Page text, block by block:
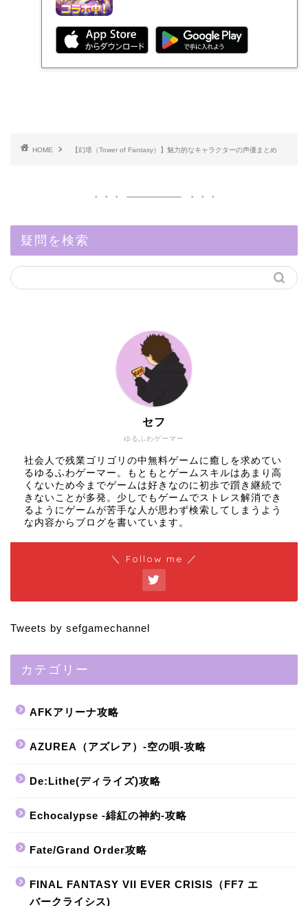
HOME 【幻塔（Tower of Fantasy）】魅力的なキャラクターの声優まとめ
疑問を検索
ゆるふわゲーマー
セフ
社会人で残業ゴリゴリの中無料ゲームに癒しを求めてい
るゆるふわゲーマー。もともとゲームスキルはあまり高
くないため今までゲームは好きなのに初歩で躓き継続で
きないことが多発。少しでもゲームでストレス解消でき
るようにゲームが苦手な人が思わず検索してしまうよう
な内容からブログを書いています。
＼ Follow me ／
Tweets by sefgamechannel
カテゴリー
AFKアリーナ攻略
AZUREA（アズレア）-空の唄-攻略
De:Lithe(ディライズ)攻略
Echocalypse -緋紅の神約-攻略
Fate/Grand Order攻略
FINAL FANTASY VII EVER CRISIS（FF7 エ
バークライシス)